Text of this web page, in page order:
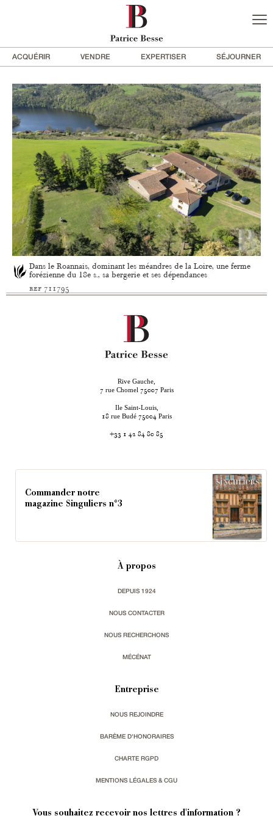
ACQUÉRIR VENDRE EXPERTISER SÉJOURNER
Dans le Roannais, dominant les méandres de la Loire, une ferme
forézienne du 18e s., sa bergerie et ses dépendances
ref 711795
Rive Gauche,
7 rue Chomel 75007 Paris
Ile Saint-Louis,
18 rue Budé 75004 Paris
+33 1 42 84 80 85
Commander notre
magazine Singuliers n°3
À propos
DEPUIS 1924
NOUS CONTACTER
NOUS RECHERCHONS
MÉCÉNAT
Entreprise
NOUS REJOINDRE
BARÈME D'HONORAIRES
CHARTE RGPD
MENTIONS LÉGALES & CGU
Vous souhaitez recevoir nos lettres d'information ?